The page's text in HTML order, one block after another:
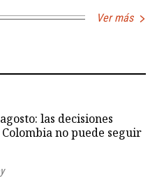
Ver más
las decisiones
no puede seguir